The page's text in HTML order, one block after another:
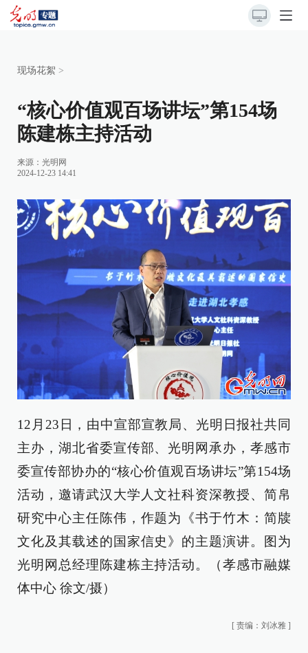
现场花絮 >
“核心价值观百场讲坛”第154场
陈建栋主持活动
来源： 光明网
2024-12-23 14:41
12月23日，由中宣部宣教局、光明日报社共同
主办，湖北省委宣传部、光明网承办，孝感市
委宣传部协办的“核心价值观百场讲坛”第154场
活动，邀请武汉大学人文社科资深教授、简帛
研究中心主任陈伟，作题为《书于竹木：简牍
文化及其载述的国家信史》的主题演讲。图为
光明网总经理陈建栋主持活动。（孝感市融媒
体中心 徐文/摄）
[ 责编：刘冰雅 ]